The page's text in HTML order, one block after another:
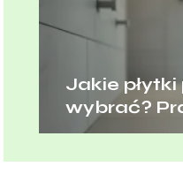
Jakie
wybrać?